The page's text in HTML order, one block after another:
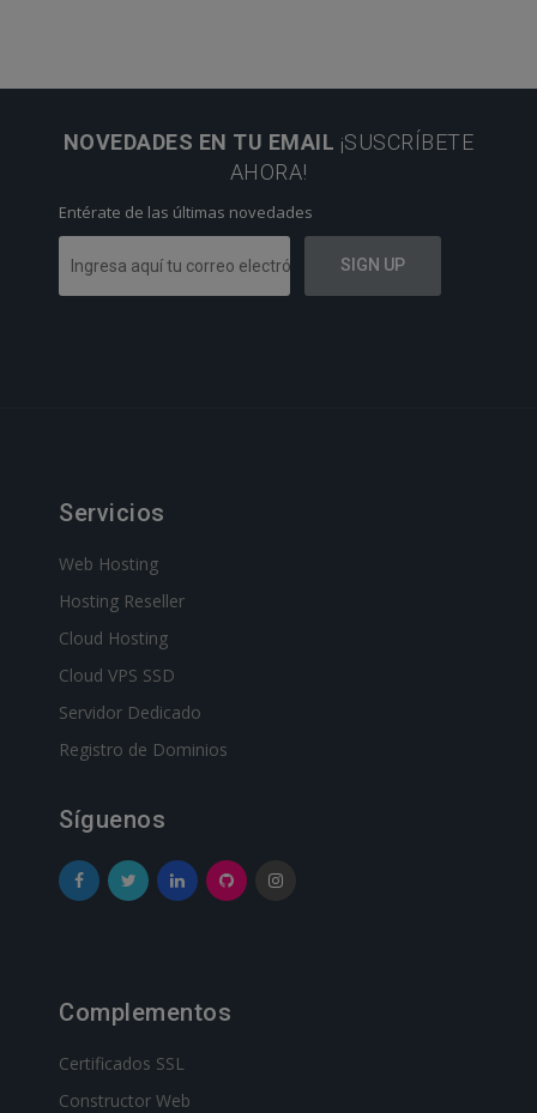
NOVEDADES EN TU EMAIL ¡SUSCRÍBETE
AHORA!
Entérate de las últimas novedades
Servicios
Web Hosting
Hosting Reseller
Cloud Hosting
Cloud VPS SSD
Servidor Dedicado
Registro de Dominios
Síguenos
Complementos
Certificados SSL
Constructor Web